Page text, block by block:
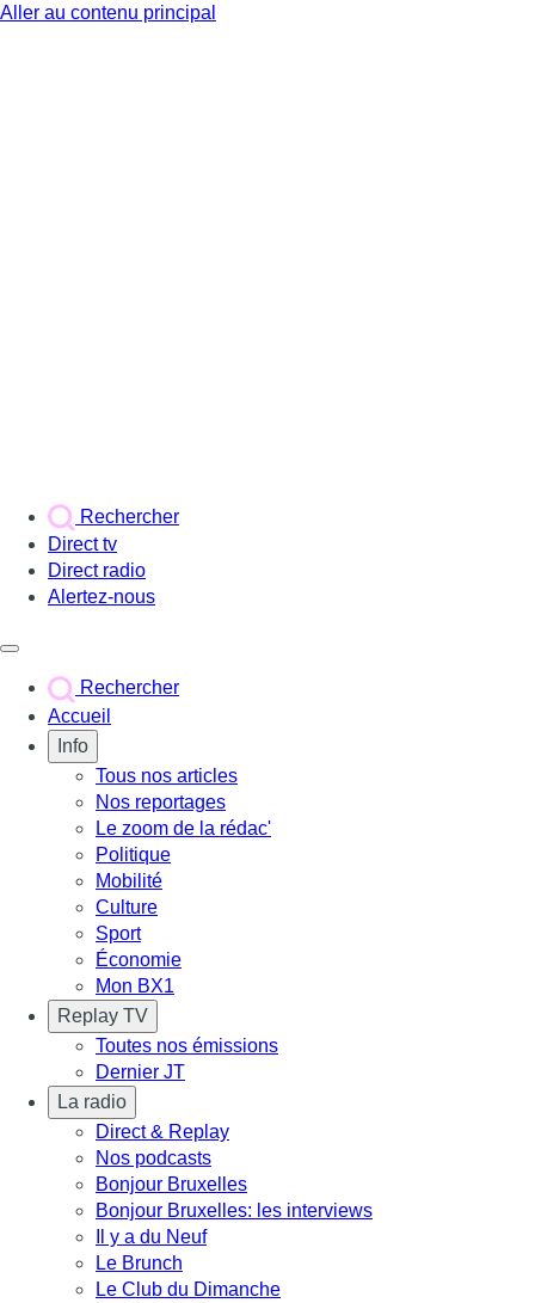
Aller au contenu principal
Rechercher
Direct tv
Direct radio
Alertez-nous
Rechercher
Accueil
Info
Tous nos articles
Nos reportages
Le zoom de la rédac'
Politique
Mobilité
Culture
Sport
Économie
Mon BX1
Replay TV
Toutes nos émissions
Dernier JT
La radio
Direct & Replay
Nos podcasts
Bonjour Bruxelles
Bonjour Bruxelles: les interviews
Il y a du Neuf
Le Brunch
Le Club du Dimanche